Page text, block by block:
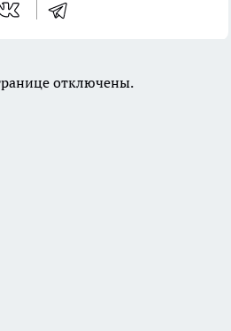
отключены.